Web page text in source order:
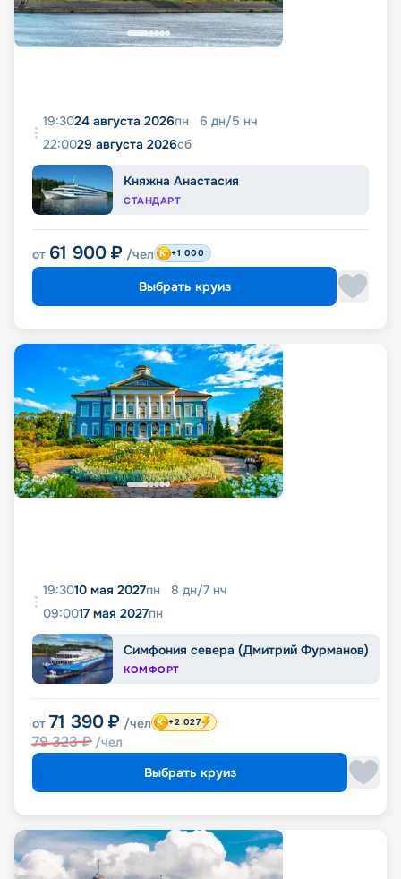
19:3024 августа 2026пн 6 дн/5 нч
22:0029 августа 2026сб
Княжна Анастасия
СТАНДАРТ
от 61 900 ₽ /чел +1 000
Выбрать круиз
19:3010 мая 2027пн 8 дн/7 нч
09:0017 мая 2027пн
Симфония севера (Дмитрий Фурманов)
КОМФОРТ
от 71 390 ₽ /чел
79 323₽ /чел
+2 027
Выбрать круиз